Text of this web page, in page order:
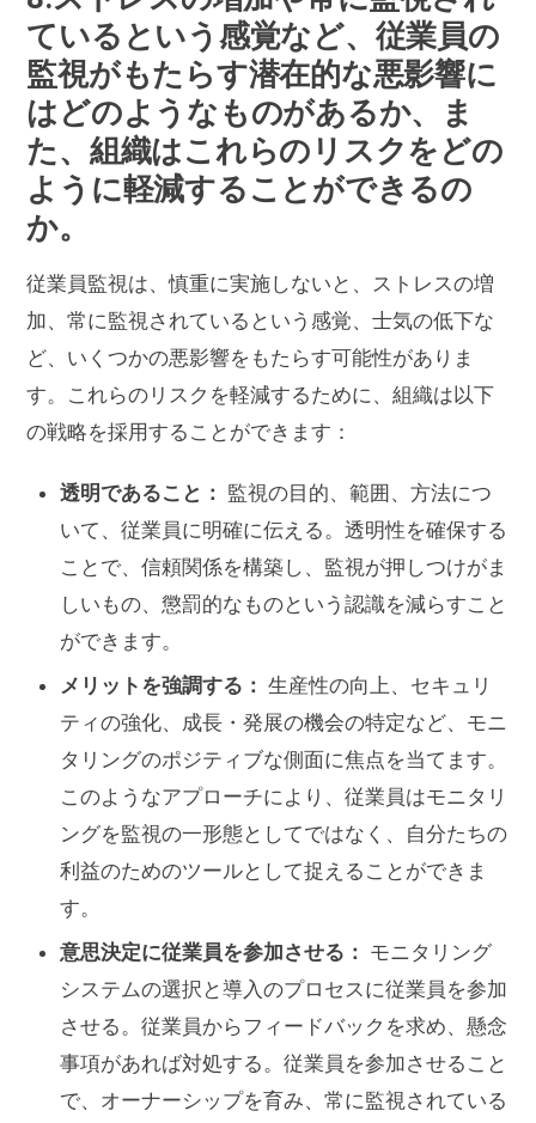
ているという感覚など、従業員の
監視がもたらす潜在的な悪影響に
はどのようなものがあるか、ま
た、組織はこれらのリスクをどの
ように軽減することができるの
か。
従業員監視は、慎重に実施しないと、ストレスの増
加、常に監視されているという感覚、士気の低下な
ど、いくつかの悪影響をもたらす可能性がありま
す。これらのリスクを軽減するために、組織は以下
の戦略を採用することができます：
透明であること： 監視の目的、範囲、方法につ
いて、従業員に明確に伝える。透明性を確保する
ことで、信頼関係を構築し、監視が押しつけがま
しいもの、懲罰的なものという認識を減らすこと
ができます。
メリットを強調する： 生産性の向上、セキュリ
ティの強化、成長・発展の機会の特定など、モニ
タリングのポジティブな側面に焦点を当てます。
このようなアプローチにより、従業員はモニタリ
ングを監視の一形態としてではなく、自分たちの
利益のためのツールとして捉えることができま
す。
意思決定に従業員を参加させる： モニタリング
システムの選択と導入のプロセスに従業員を参加
させる。従業員からフィードバックを求め、懸念
事項があれば対処する。従業員を参加させること
で、オーナーシップを育み、常に監視されている